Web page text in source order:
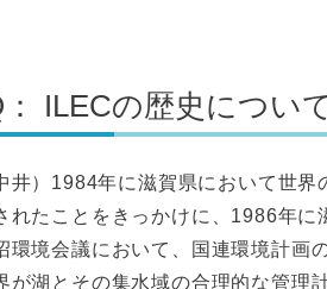
ILECの歴史につい
井）1984年に滋賀県において世
れたことをきっかけに、1986年
環境会議において、国連環境計画
が湖とその集水域の合理的な管理